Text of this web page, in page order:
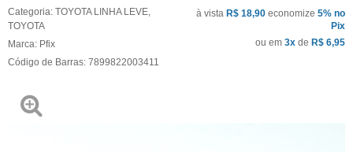
Categoria: TOYOTA LINHA LEVE
TOYOTA
Marca: Pfix
Código de Barras: 7899822003411
à vista R$ 18,90 economize 5% no
Pix
ou em 3x de R$ 6,95